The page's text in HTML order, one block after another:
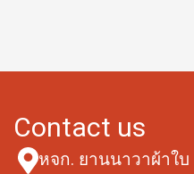
Contact us
หจก. ยานนาวาผ้าใบ